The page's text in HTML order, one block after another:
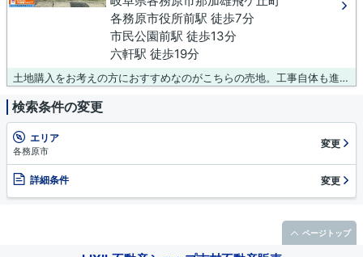
各務原市役所前駅 徒歩7分
市民公園前駅 徒歩13分
六軒駅 徒歩19分
土地購入をお考えの方におすすめなのがこちらの売地。工事自体も進めやすく、工事時間も短くなりやすい平坦地です。各務原市エリアでの不動産探しは、経験と知識豊富なスタッフの揃う当社にお任せください。不動産購入に関するあなたの不安を、スタッフが解決いたします。
検索条件の変更
エリア
各務原市
変更
詳細条件 変更
ページトップ